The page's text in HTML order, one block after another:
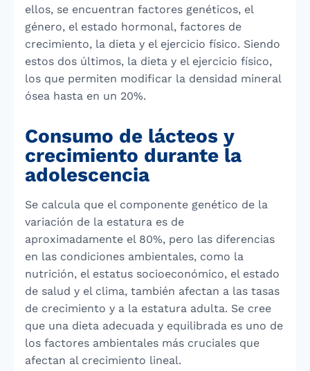
ellos, se encuentran factores genéticos, el
género, el estado hormonal, factores de
crecimiento, la dieta y el ejercicio físico. Siendo
estos dos últimos, la dieta y el ejercicio físico,
los que permiten modificar la densidad mineral
ósea hasta en un 20%.
Consumo de lácteos y
crecimiento durante la
adolescencia
Se calcula que el componente genético de la
variación de la estatura es de
aproximadamente el 80%, pero las diferencias
en las condiciones ambientales, como la
nutrición, el estatus socioeconómico, el estado
de salud y el clima, también afectan a las tasas
de crecimiento y a la estatura adulta. Se cree
que una dieta adecuada y equilibrada es uno de
los factores ambientales más cruciales que
afectan al crecimiento lineal.